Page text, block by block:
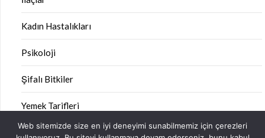
Kadın Hastalıkları
Psikoloji
Şifalı Bitkiler
Yemek Tarifleri
Web sitemizde size en iyi deneyimi sunabilmemiz için çerezleri